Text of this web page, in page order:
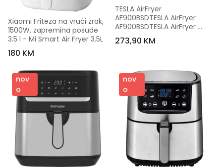
Xiaomi Friteza na vrući zrak,
1500W, zapremina posude
3.5 l - Mi Smart Air Fryer 3.5L
180 KM
TESLA AirFryer
AF900BSDTESLA AirFryer
AF900BSDTESLA AirFryer
AF900BSD
273,90 KM
nov
o
nov
o